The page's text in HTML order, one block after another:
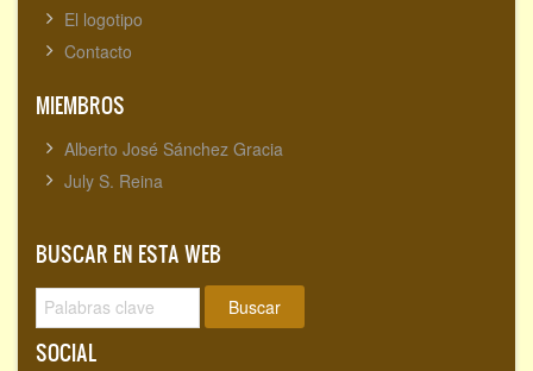
El logotipo
Contacto
MIEMBROS
Alberto José Sánchez Gracia
July S. Reina
BUSCAR EN ESTA WEB
Buscar
SOCIAL